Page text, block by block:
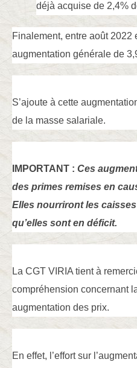
déjà acquise de 2,4%
Finalement, entre août
augmentation générale de
S’ajoute à cette
de la masse salariale.
IMPORTANT : Ces
des primes remises en
Elles nourriront les
qu’elles sont en déficit.
La CGT VIRIA tient à
compréhension concernant
augmentation des prix.
En effet, l’effort sur